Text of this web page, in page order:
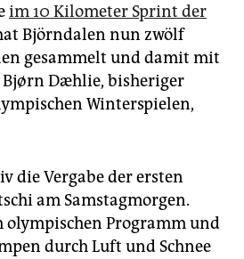
im 10 Kilometer Sprint der
Björndalen nun zwölf
gesammelt und damit mit
Dæhlie, bisheriger
Winterspielen,
die Vergabe der ersten
am Samstagmorgen.
olympischen Programm und
durch Luft und Schnee